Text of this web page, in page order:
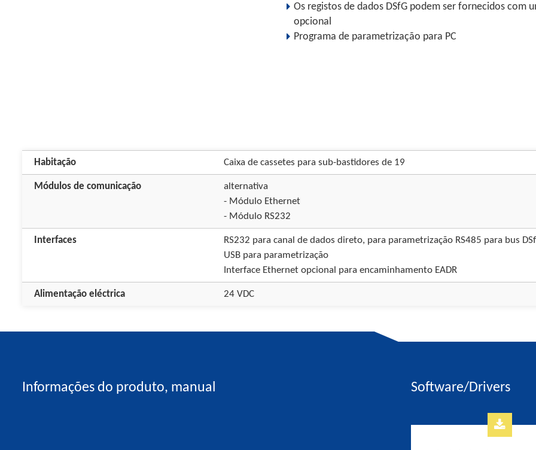
Os registos de dados DSfG podem ser fornecidos com
opcional
Programa de parametrização para PC
Habitação Caixa de cassetes para sub-bastidores de 19
Módulos de comunicação
alternativa
- Módulo Ethernet
- Módulo RS232
Interfaces
RS232 para canal de dados direto, para parametrização RS485 para bus
USB para parametrização
Interface Ethernet opcional para encaminhamento EADR
Alimentação eléctrica 24 VDC
Informações do produto, manual Software/Drivers